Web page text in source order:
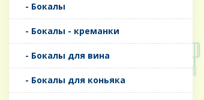
- Бокалы
- Бокалы - креманки
- Бокалы для вина
- Бокалы для коньяка